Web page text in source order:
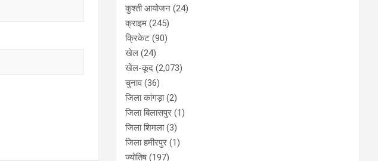
कुश्ती आयोजन (24)
क्राइम (245)
क्रिकेट (90)
खेल (24)
खेल-कूद (2,073)
चुनाव(36)
जिला कांगड़ा(2)
जिला बिलासपुर (1)
जिला शिमला(3)
जिला हमीरपुर (1)
ज्योतिष(197)